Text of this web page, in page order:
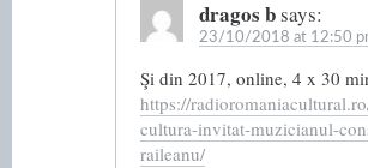
dragos bsays:
23/10/2018 at 12:50
Şi din 2017, online, 4 x 30
https://
cultura-invitat-muzicianul-
raileanu/